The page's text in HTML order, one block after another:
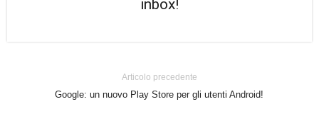
inbox!
Articolo precedente
Google: un nuovo Play Store per gli utenti Android!